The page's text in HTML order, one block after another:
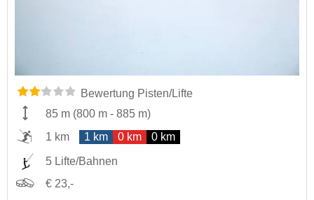
Bewertung Pisten/Lifte
85 m (800 m - 885 m)
1 km
1 km 0 km 0 km
5 Lifte/Bahnen
€ 23,-